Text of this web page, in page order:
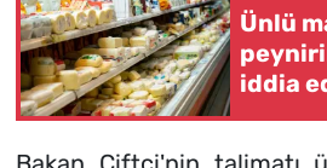
Ünlü
iddia